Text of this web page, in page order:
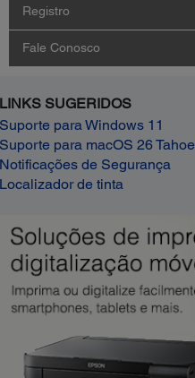
Registro
Fale Conosco
LINKS SUGERIDOS
Suporte para Windows 11
Suporte para macOS 26 Tahoe
Notificações de Segurança
Localizador de tinta